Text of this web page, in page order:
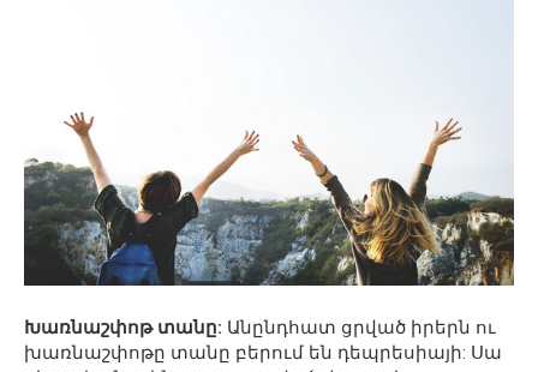
Խառնաշփոթ տանը: Անընդհատ ցրված իրերն ու
խառնաշփոթը տանը բերում են դեպրեսիայի: Սա